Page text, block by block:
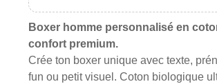
Boxer homme personnalisé en
confort premium.
Crée ton boxer unique avec texte,
fun ou petit visuel. Coton biologique